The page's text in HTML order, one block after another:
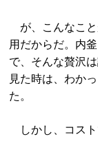
が、こんなこと
用だからだ。内
で、そんな贅沢
見た時は、わか
た。
しかし、コスト